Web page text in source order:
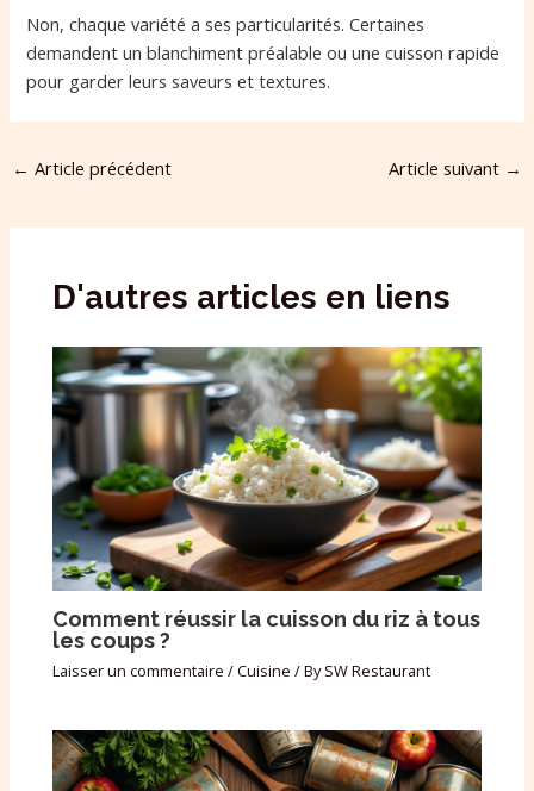
Non, chaque variété a ses particularités. Certaines
demandent un blanchiment préalable ou une cuisson rapide
pour garder leurs saveurs et textures.
← Article précédent Article suivant →
D'autres articles en liens
Comment réussir la cuisson du riz à tous
les coups ?
Laisser un commentaire /Cuisine / BySW Restaurant